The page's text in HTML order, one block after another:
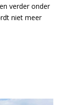
verder onder
niet meer